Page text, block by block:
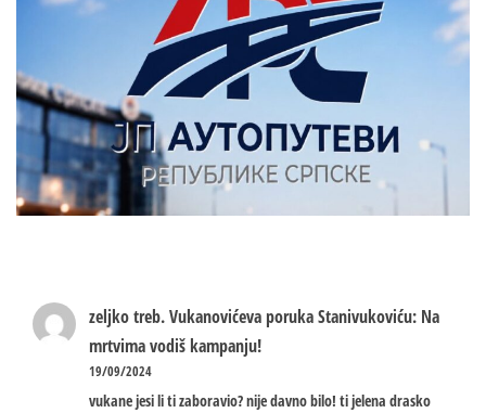
zeljko treb.Vukanovićeva poruka Stanivukoviću: Na
mrtvima vodiš kampanju!
19/09/2024
vukane jesi li ti zaboravio? nije davno bilo! ti jelena drasko